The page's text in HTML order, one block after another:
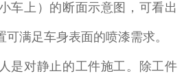
车上）的断面示意图，可看出
满足车身表面的喷漆需求。
是对静止的工件施工。除工件